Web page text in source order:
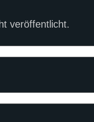
veröffentlicht.